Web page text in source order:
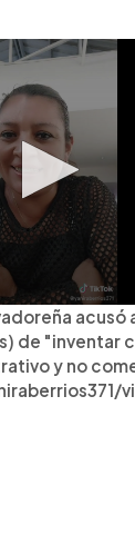
acusó
de "inventar
y no